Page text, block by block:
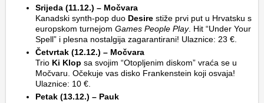
Srijeda (11.12.) – Močvara
Kanadski synth-pop duo Desire stiže prvi put u Hrvatsku s
europskom turnejom Games People Play. Hit “Under Your
Spell” i plesna nostalgija zagarantirani! Ulaznice: 23 €.
Četvrtak (12.12.) – Močvara
Trio Ki Klop sa svojim “Otopljenim diskom” vraća se u
Močvaru. Očekuje vas disko Frankenstein koji osvaja!
Ulaznice: 10 €.
Petak (13.12.) – Pauk